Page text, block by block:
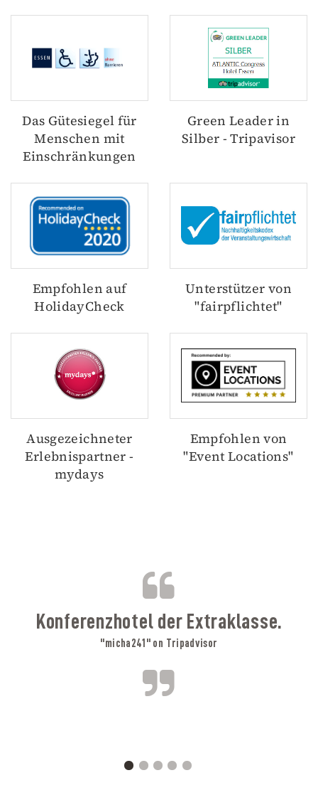
Das Gütesiegel für
Menschen mit
Einschränkungen
Green Leader in
Silber - Tripavisor
Empfohlen auf
HolidayCheck
Unterstützer von
"fairpflichtet"
Ausgezeichneter
Erlebnispartner -
mydays
Empfohlen von
"Event Locations"
B
Konferenzhotel der Extraklasse.
"micha241" on Tripadvisor
A